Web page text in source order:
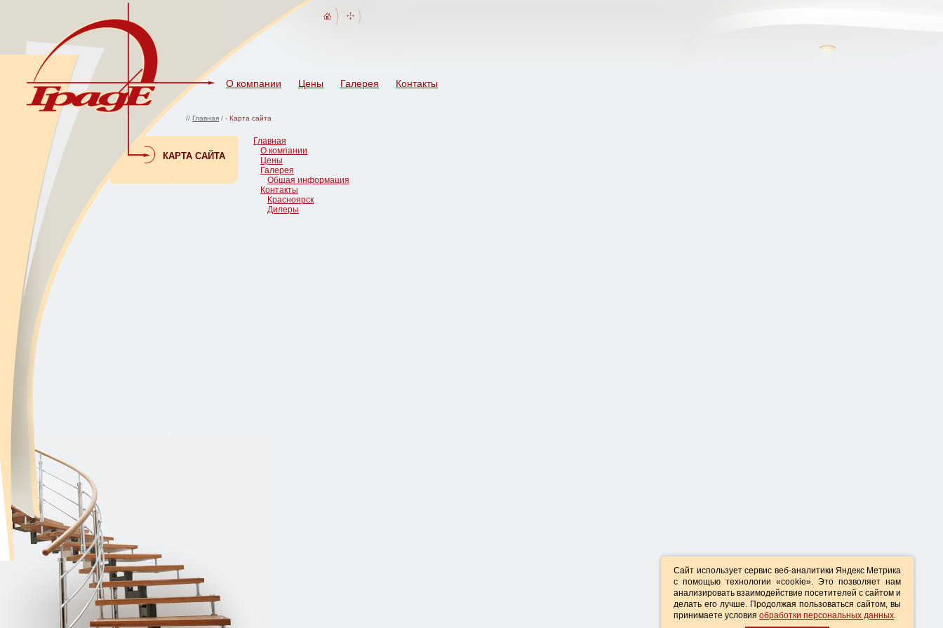
О компании Цены Галерея Контакты
// Главная / - Карта сайта
КАРТА САЙТА
Главная
О компании
Цены
Галерея
Общая информация
Контакты
Красноярск
Дилеры
Сайт использует сервис веб-аналитики Яндекс Метрика
с помощью технологии «cookie». Это позволяет нам
анализировать взаимодействие посетителей с сайтом и
делать его лучше. Продолжая пользоваться сайтом, вы
принимаете условияобработки персональных данных.